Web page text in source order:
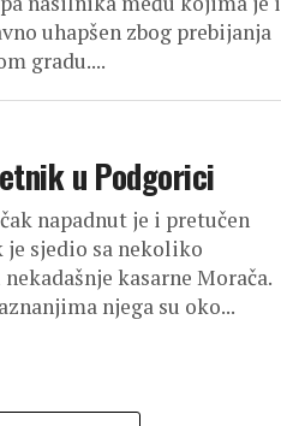
uhapšen zbog prebijanja
gradu....
u Podgorici
napadnut je i pretučen
je sjedio sa nekoliko
kasarne Morača.
njega su oko...